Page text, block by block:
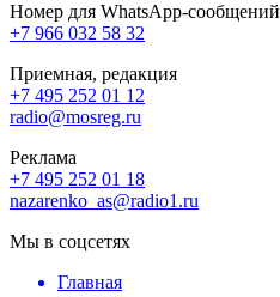
Номер для WhatsApp-сообщений
+7 966 032 58 32
Приемная, редакция
+7 495 252 01 12
radio@mosreg.ru
Реклама
+7 495 252 01 18
nazarenko_as@radio1.ru
Мы в соцсетях
Главная